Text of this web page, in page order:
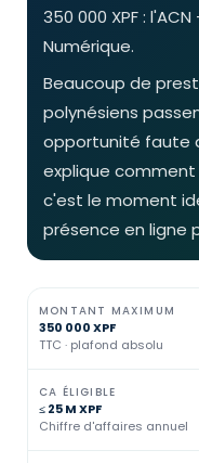
350 000 XPF :
Numérique.
Beaucoup de
polynésiens
opportunité faute
explique
c'est le moment
présence en ligne
MONTANT MAXIMUM
350 000 XPF
TTC · plafond absolu
CA ÉLIGIBLE
≤ 25 M XPF
Chiffre d'affaires annuel